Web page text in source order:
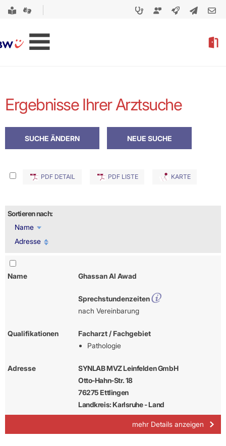
Ergebnisse Ihrer Arztsuche
PDF DETAIL PDF LISTE KARTE
Sortieren nach:
Name
Adresse
Name Ghassan Al Awad
Sprechstundenzeiten
nach Vereinbarung
Qualifikationen
Facharzt / Fachgebiet
Pathologie
Adresse
SYNLAB MVZ Leinfelden GmbH
Otto-Hahn-Str. 18
76275 Ettlingen
Landkreis: Karlsruhe - Land
mehr Details anzeigen